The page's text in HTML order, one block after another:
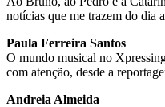
notícias que me trazem do dia
Paula Ferreira Santos
O mundo musical no
com atenção, desde a
Andreia Almeida